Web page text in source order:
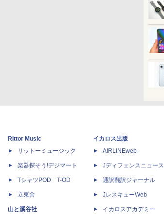
Rittor Music
リットーミュージック
楽器探そう!デジマート
TシャツPOD T-OD
立東舎
山と溪谷社
イカロス出版
AIRLINEweb
Jディフェンスニュース
通訳翻訳ジャーナル
JレスキューWeb
イカロスアカデミー